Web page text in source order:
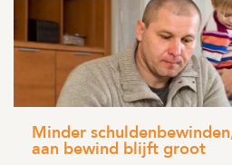
Minder
aan bewind blijft groot